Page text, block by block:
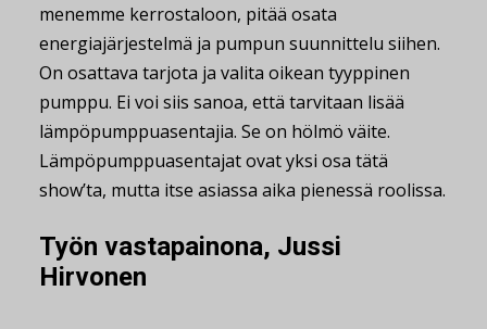
menemme kerrostaloon, pitää osata
energiajärjestelmä ja pumpun suunnittelu siihen.
On osattava tarjota ja valita oikean tyyppinen
pumppu. Ei voi siis sanoa, että tarvitaan lisää
lämpöpumppuasentajia. Se on hölmö väite.
Lämpöpumppuasentajat ovat yksi osa tätä
show’ta, mutta itse asiassa aika pienessä roolissa.
Työn vastapainona, Jussi
Hirvonen